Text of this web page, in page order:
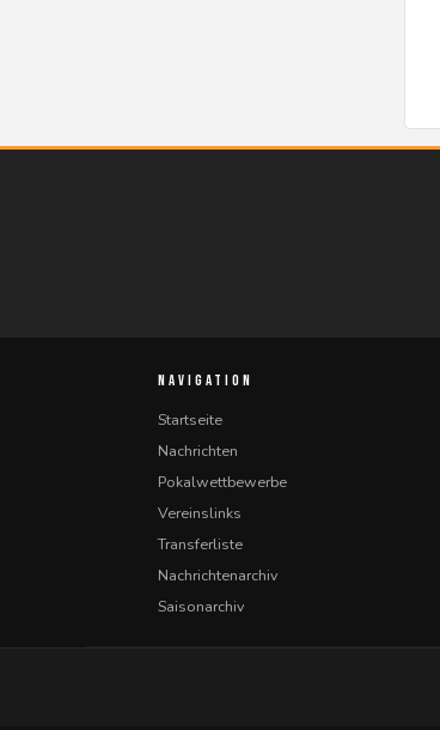
NAVIGATION
Startseite
Nachrichten
Pokalwettbewerbe
Vereinslinks
Transferliste
Nachrichtenarchiv
Saisonarchiv